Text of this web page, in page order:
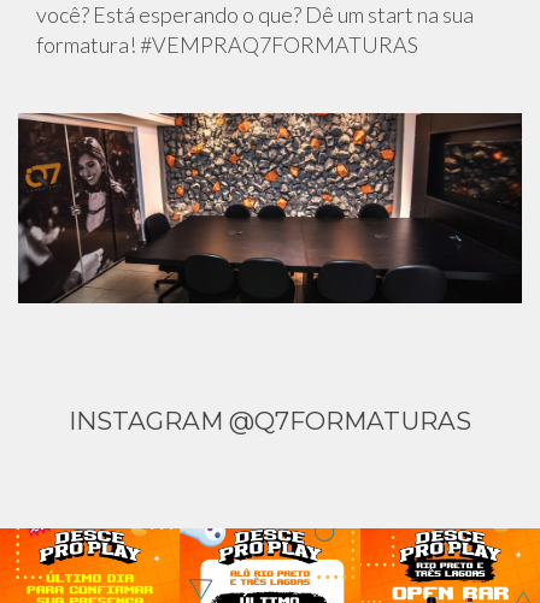
você? Está esperando o que? Dê um start na sua
formatura! #VEMPRAQ7FORMATURAS
INSTAGRAM @Q7FORMATURAS